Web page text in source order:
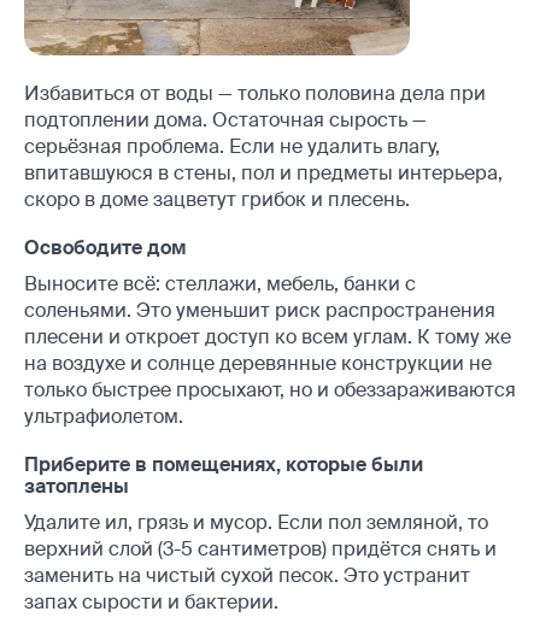
Избавиться от воды — только половина дела при
подтоплении дома. Остаточная сырость —
серьёзная проблема. Если не удалить влагу,
впитавшуюся в стены, пол и предметы интерьера,
скоро в доме зацветут грибок и плесень.
Освободите дом
Выносите всё: стеллажи, мебель, банки с
соленьями. Это уменьшит риск распространения
плесени и откроет доступ ко всем углам. К тому же
на воздухе и солнце деревянные конструкции не
только быстрее просыхают, но и обеззараживаются
ультрафиолетом.
Приберите в помещениях, которые были
затоплены
Удалите ил, грязь и мусор. Если пол земляной, то
верхний слой (3-5 сантиметров) придётся снять и
заменить на чистый сухой песок. Это устранит
запах сырости и бактерии.